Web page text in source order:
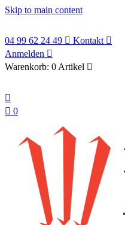
Skip to main content
04 99 62 24 49  Kontakt 
Anmelden 
Warenkorb: 0 Artikel 

 0